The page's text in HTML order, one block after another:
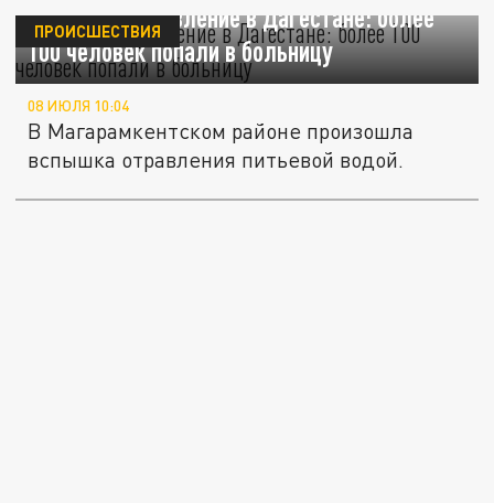
Массовое отравление в Дагестане: более
100 человек попали в больницу
ПРОИСШЕСТВИЯ
08 ИЮЛЯ 10:04
В Магарамкентском районе произошла
вспышка отравления питьевой водой.